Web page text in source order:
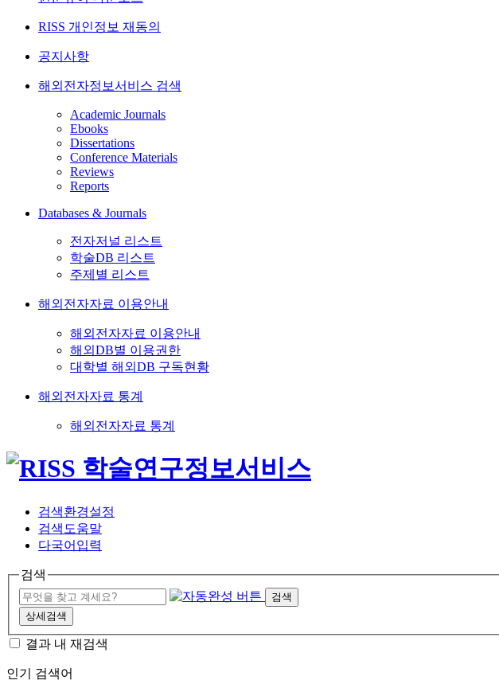
RISS 개인정보 재동의
공지사항
해외전자정보서비스 검색
Academic Journals
Ebooks
Dissertations
Conference Materials
Reviews
Reports
Databases & Journals
전자저널 리스트
학술DB 리스트
주제별 리스트
해외전자자료 이용안내
해외전자자료 이용안내
해외DB별 이용권한
대학별 해외DB 구독현황
해외전자자료 통계
해외전자자료 통계
검색환경설정
검색도움말
다국어입력
검색
검색
상세검색
결과 내 재검색
인기 검색어